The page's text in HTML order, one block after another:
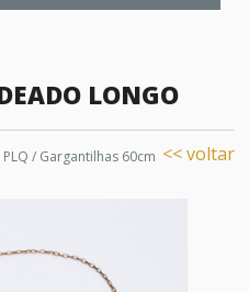
LONGO
/ Gargantilhas 60cm << voltar